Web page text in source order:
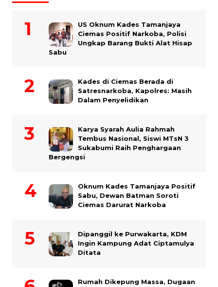
US Oknum Kades Tamanjaya
Ciemas Positif Narkoba, Polisi
Ungkap Barang Bukti Alat Hisap
Sabu
Kades di Ciemas Berada di
Satresnarkoba, Kapolres: Masih
Dalam Penyelidikan
Karya Syarah Aulia Rahmah
Tembus Nasional, Siswi MTsN 3
Sukabumi Raih Penghargaan
Bergengsi
Oknum Kades Tamanjaya Positif
Sabu, Dewan Batman Soroti
Ciemas Darurat Narkoba
Dipanggil ke Purwakarta, KDM
Ingin Kampung Adat Ciptamulya
Ditata
Rumah Dikepung Massa, Dugaan